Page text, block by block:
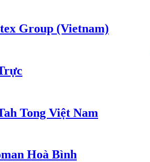
Group (Vietnam)
Tong Việt Nam
Hoà Bình